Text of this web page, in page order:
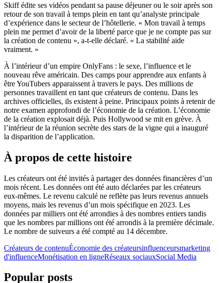
Skiff édite ses vidéos pendant sa pause déjeuner ou le soir après son
retour de son travail à temps plein en tant qu’analyste principale
d’expérience dans le secteur de l’hôtellerie. « Mon travail à temps
plein me permet d’avoir de la liberté parce que je ne compte pas sur
la création de contenu », a-t-elle déclaré. « La stabilité aide
vraiment. »
À l’intérieur d’un empire OnlyFans : le sexe, l’influence et le
nouveau rêve américain. Des camps pour apprendre aux enfants à
être YouTubers apparaissent à travers le pays. Des millions de
personnes travaillent en tant que créateurs de contenu. Dans les
archives officielles, ils existent à peine. Principaux points à retenir de
notre examen approfondi de l’économie de la création. L’économie
de la création explosait déjà. Puis Hollywood se mit en grève. À
l’intérieur de la réunion secrète des stars de la vigne qui a inauguré
la disparition de l’application.
À propos de cette histoire
Les créateurs ont été invités à partager des données financières d’un
mois récent. Les données ont été auto déclarées par les créateurs
eux-mêmes. Le revenu calculé ne reflète pas leurs revenus annuels
moyens, mais les revenus d’un mois spécifique en 2023. Les
données par milliers ont été arrondies à des nombres entiers tandis
que les nombres par millions ont été arrondis à la première décimale.
Le nombre de suiveurs a été compté au 14 décembre.
Créateurs de contenuÉconomie des créateursinfluenceursmarketing
d'influenceMonétisation en ligneRéseaux sociauxSocial Media
Popular posts